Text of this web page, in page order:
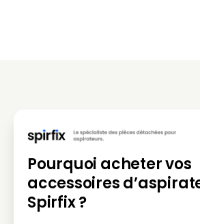
Pourquoi acheter vos
accessoires
Spirfix ?